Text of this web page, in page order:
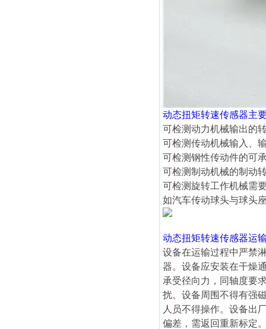
动态扭矩转速传感器主
可检测动力机械输出的
可检测传动机械输入、
可检测钢性传动件的可
可检测制动机械的制动
可检测旋转工作机械需
如汽车传动球头与球头
动态扭矩转速传感器运
设备在运输过程中严禁
器。设备应安装在干燥
承受径向力，同轴度要
扰。设备周围不得有强
人员不得操作。设备出
偏差，需返回重新标定